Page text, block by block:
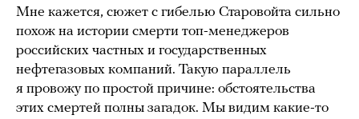
Мне кажется, сюжет с гибелью Старовойта сильно
похож на истории смерти топ-менеджеров
российских частных и государственных
нефтегазовых компаний. Такую параллель
я провожу по простой причине: обстоятельства
этих смертей полны загадок. Мы видим какие-то